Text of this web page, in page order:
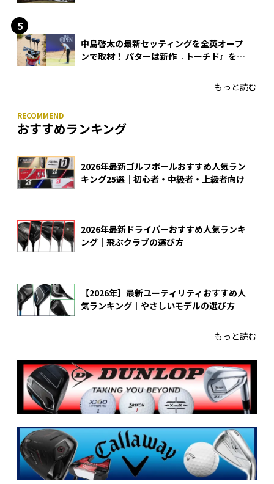
中島啓太の最新セッティングを全英オープ
ンで取材！ パターは新作『トーチド』を投
もっと読む
おすすめランキング
2026年最新ゴルフボールおすすめ人気ラン
キング25選｜初心者・中級者・上級者向け
2026年最新ドライバーおすすめ人気ランキ
ング｜飛ぶクラブの選び方
【2026年】最新ユーティリティおすすめ人
気ランキング｜やさしいモデルの選び方
もっと読む